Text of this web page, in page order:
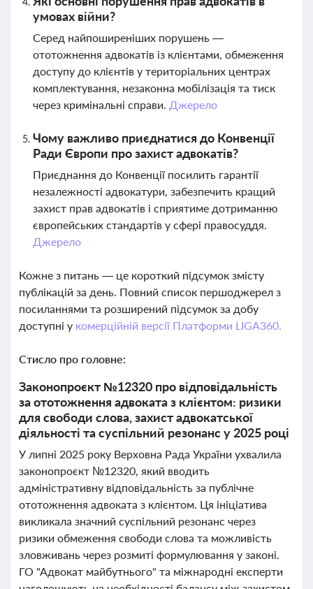
умовах війни?
Серед найпоширеніших порушень —
ототожнення адвокатів із клієнтами, обмеження
доступу до клієнтів у територіальних центрах
комплектування, незаконна мобілізація та тиск
через кримінальні справи. Джерело
Чому важливо приєднатися до Конвенції
Ради Європи про захист адвокатів?
Приєднання до Конвенції посилить гарантії
незалежності адвокатури, забезпечить кращий
захист прав адвокатів і сприятиме дотриманню
європейських стандартів у сфері правосуддя.
Джерело
Кожне з питань — це короткий підсумок змісту
публікацій за день. Повний список першоджерел з
посиланнями та розширений підсумок за добу
доступні у комерційній версії Платформи LIGA360.
Стисло про головне:
Законопроєкт №12320 про відповідальність
за ототожнення адвоката з клієнтом: ризики
для свободи слова, захист адвокатської
діяльності та суспільний резонанс у 2025 році
У липні 2025 року Верховна Рада України ухвалила
законопроєкт №12320, який вводить
адміністративну відповідальність за публічне
ототожнення адвоката з клієнтом. Ця ініціатива
викликала значний суспільний резонанс через
ризики обмеження свободи слова та можливість
зловживань через розмиті формулювання у законі.
ГО "Адвокат майбутнього" та міжнародні експерти